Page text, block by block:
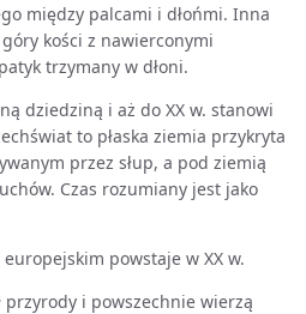
między palcami i dłońmi. Inna
kości z nawierconymi
trzymany w dłoni.
dziedziną i aż do XX w. stanowi
to płaska ziemia przykryta
przez słup, a pod ziemią
Czas rozumiany jest jako
powstaje w XX w.
przyrody i powszechnie wierzą